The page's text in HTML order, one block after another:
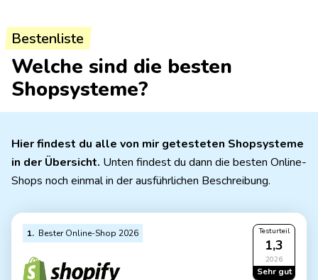
Bestenliste
Welche sind die besten
Shopsysteme?
Hier findest du alle von mir getesteten Shopsysteme
in der Übersicht. Unten findest du dann die besten Online-
Shops noch einmal in der ausführlichen Beschreibung.
1 Bester Online-Shop 2026 Testurteil
1,3
2026
Sehr gut